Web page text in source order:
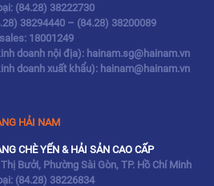
(84.28) 38222730
38294440 – (84.28) 38200089
18001249
doanh nội địa): hainam.sg@hainam.vn
doanh xuất khẩu): hainam@hainam.vn
HẢI NAM
CHÈ YẾN & HẢI SẢN CAO CẤP
Bưởi, Phường Sài Gòn, TP. Hồ Chí Minh
(84.28) 38226834